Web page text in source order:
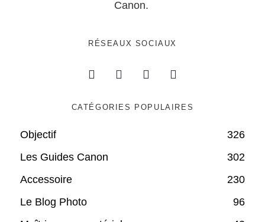
Canon.
RÉSEAUX SOCIAUX
CATÉGORIES POPULAIRES
Objectif
326
Les Guides Canon
302
Accessoire
230
Le Blog Photo
96